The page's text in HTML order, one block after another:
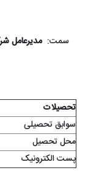
سمت: مدیرعامل
تحصیلات
سوابق تحصیلی
محل تحصیل
پست الکترونیک